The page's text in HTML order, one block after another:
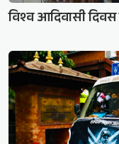
विश्व आदिवासी दिवस